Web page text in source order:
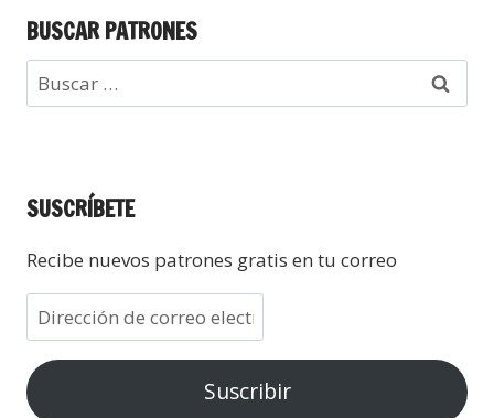
BUSCAR PATRONES
SUSCRÍBETE
Recibe nuevos patrones gratis en tu correo
Suscribir